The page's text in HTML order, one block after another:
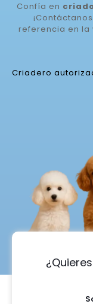
Confía en
referencia en la
Criadero